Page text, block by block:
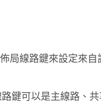
線路鍵來設定來自
鍵可以是主線路、